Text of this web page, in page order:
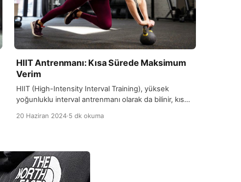
HIIT Antrenmanı: Kısa Sürede Maksimum
Verim
HIIT (High-Intensity Interval Training), yüksek
yoğunluklu interval antrenmanı olarak da bilinir, kısa
bir egzersiz yöntemidir. HIIT antrenmanı, sürekli
egzersiz şeklidir. Genellikle 20-30 dakika süren bu
antrenman, yoğun tempolu çalışma ve dinlenme
arasında geçişler yaparak kalori yakımını artırır ve […]
20 Haziran 2024·5 dk okuma